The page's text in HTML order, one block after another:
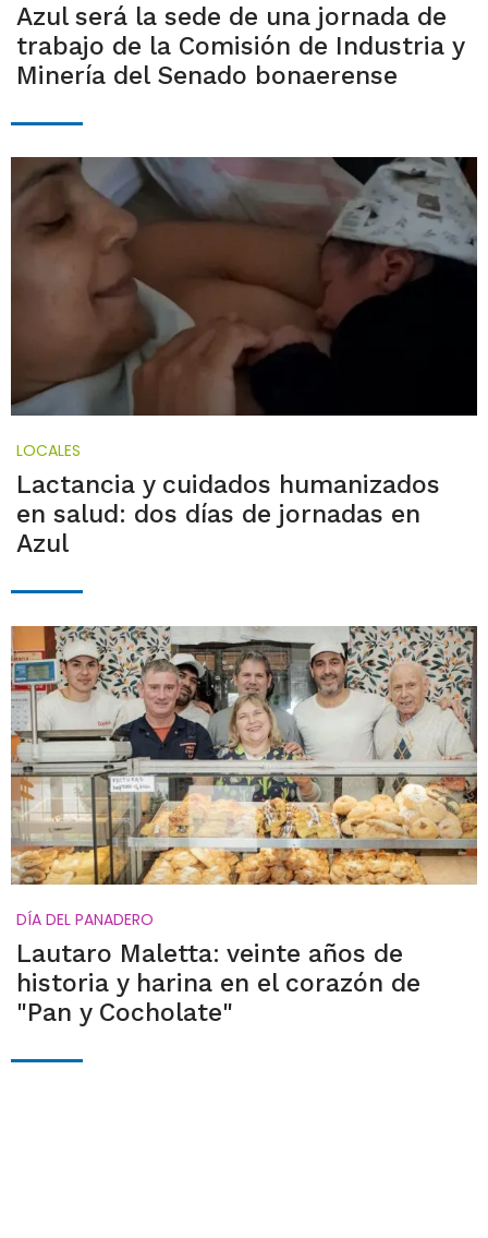
Azul será la sede de una jornada de
trabajo de la Comisión de Industria y
Minería del Senado bonaerense
LOCALES
Lactancia y cuidados humanizados
en salud: dos días de jornadas en
Azul
DÍA DEL PANADERO
Lautaro Maletta: veinte años de
historia y harina en el corazón de
"Pan y Cocholate"